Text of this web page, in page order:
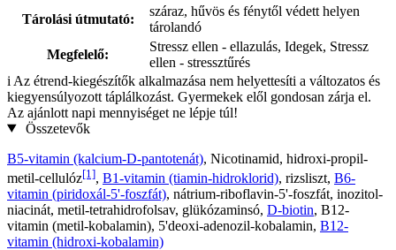
Tárolási útmutató:
száraz, hűvös és fénytől védett helyen
tárolandó
Megfelelő:
Stressz ellen - ellazulás, Idegek, Stressz
ellen - stressztűrés
i Az étrend-kiegészítők alkalmazása nem helyettesíti a változatos és
kiegyensúlyozott táplálkozást. Gyermekek elől gondosan zárja el.
Az ajánlott napi mennyiséget ne lépje túl!
Összetevők
B5-vitamin (kalcium-D-pantotenát), Nicotinamid, hidroxi-propil-
metil-cellulóz[1], B1-vitamin (tiamin-hidroklorid), rizsliszt, B6-
vitamin (piridoxál-5'-foszfát), nátrium-riboflavin-5'-foszfát, inozitol-
niacinát, metil-tetrahidrofolsav, glükózaminsó, D-biotin, B12-
vitamin (metil-kobalamin), 5'deoxi-adenozil-kobalamin, B12-
vitamin (hidroxi-kobalamin)